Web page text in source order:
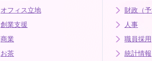
オフィス立地
創業支援
商業
お茶
財政（
人事
職員採用
統計情報